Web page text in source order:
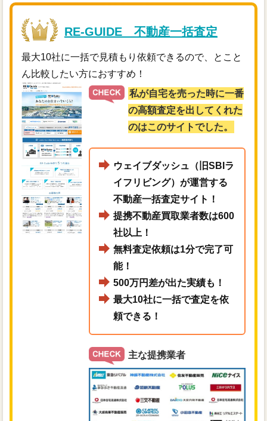
RE-GUIDE 不動産一括査定
最大10社に一括で見積もり依頼できるので、とこと
ん比較したい方におすすめ！
私が自宅を売った時に一番
の高額査定を出してくれた
のはこのサイトでした。
ウェイブダッシュ（旧SBIラ
イフリビング）が運営する
不動産一括査定サイト！
提携不動産買取業者数は600
社以上！
無料査定依頼は1分で完了可
能！
500万円差が出た実績も！
最大10社に一括で査定を依
頼できる！
主な提携業者